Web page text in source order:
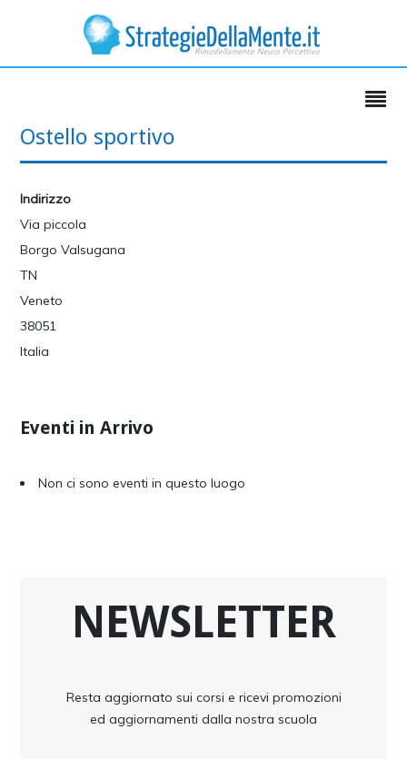
Ostello sportivo
Indirizzo
Via piccola
Borgo Valsugana
TN
Veneto
38051
Italia
Eventi in Arrivo
Non ci sono eventi in questo luogo
NEWSLETTER
Resta aggiornato sui corsi e ricevi promozioni
ed aggiornamenti dalla nostra scuola